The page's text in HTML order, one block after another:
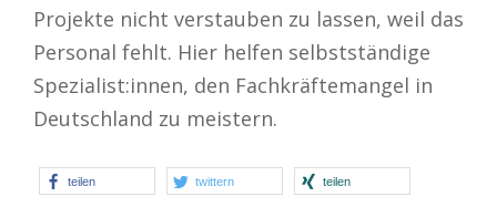
Projekte nicht verstauben zu lassen, weil das
Personal fehlt. Hier helfen selbstständige
Spezialist:innen, den Fachkräftemangel in
Deutschland zu meistern.
teilen twittern teilen